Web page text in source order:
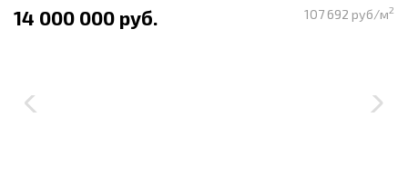
14 000 000 руб. 107 692 руб/м2